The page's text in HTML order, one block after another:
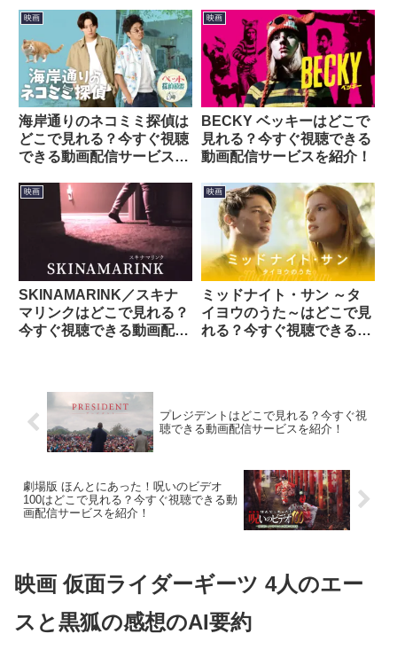
映画
海岸通りのネコミミ探偵は
どこで見れる？今すぐ視聴
できる動画配信サービスを
映画
BECKY ベッキーはどこで
見れる？今すぐ視聴できる
動画配信サービスを紹介！
映画
SKINAMARINK／スキナ
マリンクはどこで見れる？
今すぐ視聴できる動画配信
映画
ミッドナイト・サン ～タ
イヨウのうた～はどこで見
れる？今すぐ視聴できる動
プレジデントはどこで見れる？今すぐ視
聴できる動画配信サービスを紹介！
劇場版 ほんとにあった！呪いのビデオ
100はどこで見れる？今すぐ視聴できる動
画配信サービスを紹介！
映画 仮面ライダーギーツ 4人のエー
スと黒狐の感想のAI要約